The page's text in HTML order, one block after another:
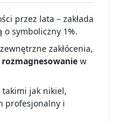
przez lata – zakłada
o symboliczny 1%.
zakłócenia,
w
takimi jak nikiel,
profesjonalny i